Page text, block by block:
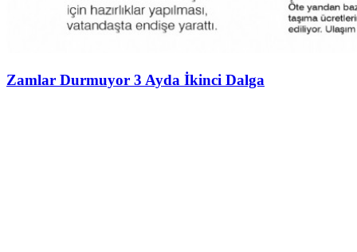
Zamlar Durmuyor 3 Ayda İkinci Dalga